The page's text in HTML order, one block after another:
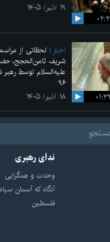
۱۹ /تیر/ ۱۴۰۵
اخبار
لحظاتی از
شریف ثامن‌الحجج،
علیه‌السلام توسط
۹۶
۱۸ /تیر/ ۱۴۰۵
ندای رهبری
وحدت و همگرایی
آنگاه که آسمان
فلسطین